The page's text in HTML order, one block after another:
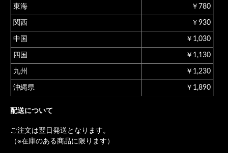
東海 ￥780
関西 ￥930
中国 ￥1,030
四国 ￥1,130
九州 ￥1,230
沖縄県 ￥1,890
配送について
ご注文は翌日発送となります。
（※在庫のある商品に限ります）